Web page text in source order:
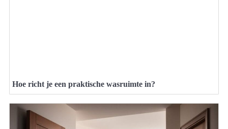
Hoe richt je een praktische wasruimte in?